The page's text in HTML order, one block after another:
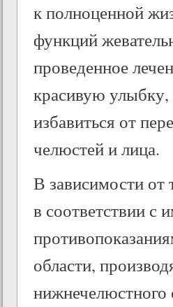
к полноценной
функций
проведенное
красивую улыбку,
избавиться от
челюстей и лица.
В зависимости от
в соответствии
области,
нижнечелюстного